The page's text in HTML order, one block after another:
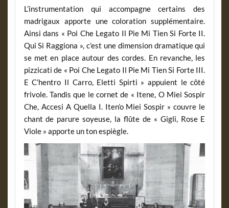
L’instrumentation qui accompagne certains des
madrigaux apporte une coloration supplémentaire.
Ainsi dans « Poi Che Legato Il Pie Mi Tien Si Forte II.
Qui Si Raggiona », c’est une dimension dramatique qui
se met en place autour des cordes. En revanche, les
pizzicati de « Poi Che Legato Il Pie Mi Tien Si Forte III.
E C’hentro Il Carro, Eletti Spirti » appuient le côté
frivole. Tandis que le cornet de « Itene, O Miei Sospir
Che, Accesi A Quella I. Iten’o Miei Sospir » couvre le
chant de parure soyeuse, la flûte de « Gigli, Rose E
Viole » apporte un ton espiègle.